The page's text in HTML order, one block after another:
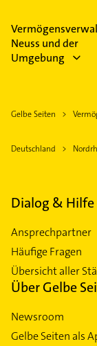
Feiertagen
Neuss und der
Umgebung
Gelbe Seiten
Deutschland
Dialog & Hilfe
Ansprechpartner
Häufige Fragen
Übersicht aller
Über Gelbe
Newsroom
Gelbe Seiten als